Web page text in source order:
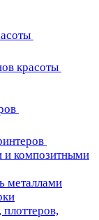
красоты
и композитными
металлами